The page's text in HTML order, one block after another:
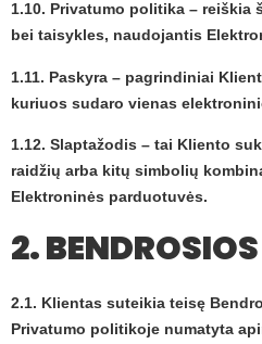
1.10. Privatumo politika – reiškia
bei taisykles, naudojantis
1.11. Paskyra – pagrindiniai
kuriuos sudaro vienas
1.12. Slaptažodis – tai Kliento
raidžių arba kitų simbolių
Elektroninės parduotuvės.
2.
2.1. Klientas suteikia teisę
Privatumo politikoje numatyta